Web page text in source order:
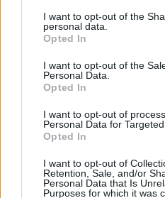
I want to opt-out of the
personal data.
Opted In
I want to opt-out of the
Personal Data.
Opted In
I want to opt-out of
Personal Data for Targeted
Opted In
I want to opt-out of
Retention, Sale, and/or
Personal Data that Is
Purposes for which it was
παγκοσμιοποίησης» που
ελαιοτριβεία» στη χώρα,
περιορισμό του κόστους
παγκόσμιου
την ποιοτική και
χιλιάδων υπαρχόντων
τιμών των προϊόντων
αυτό που κάνουν οι
τις σοκολάτες τους, οι